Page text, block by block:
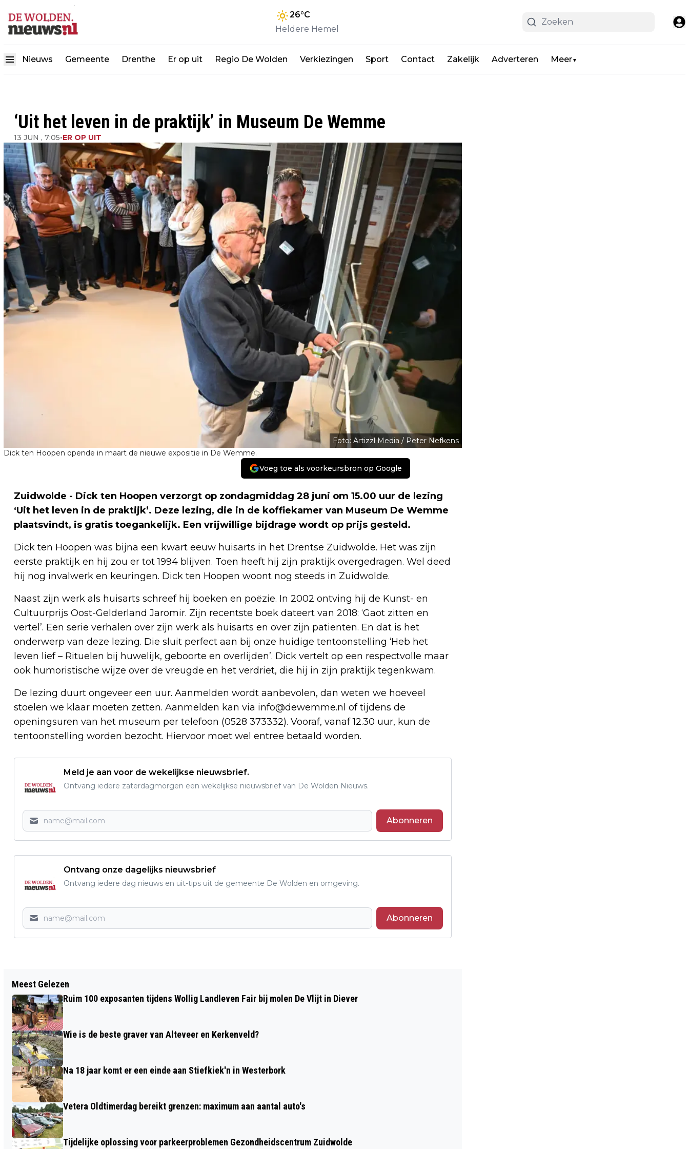
26°C
Heldere Hemel
Nieuws Gemeente Drenthe Er op uit Regio De Wolden Verkiezingen Sport Contact Zakelijk Adverteren Meer▼
‘Uit het leven in de praktijk’ in Museum De Wemme
13 JUN , 7:05•ER OP UIT
Foto: Artizzl Media / Peter Nefkens
Dick ten Hoopen opende in maart de nieuwe expositie in De Wemme.
Voeg toe als voorkeursbron op Google
Zuidwolde - Dick ten Hoopen verzorgt op zondagmiddag 28 juni om 15.00 uur de lezing
‘Uit het leven in de praktijk’. Deze lezing, die in de koffiekamer van Museum De Wemme
plaatsvindt, is gratis toegankelijk. Een vrijwillige bijdrage wordt op prijs gesteld.
Dick ten Hoopen was bijna een kwart eeuw huisarts in het Drentse Zuidwolde. Het was zijn
eerste praktijk en hij zou er tot 1994 blijven. Toen heeft hij zijn praktijk overgedragen. Wel deed
hij nog invalwerk en keuringen. Dick ten Hoopen woont nog steeds in Zuidwolde.
Naast zijn werk als huisarts schreef hij boeken en poëzie. In 2002 ontving hij de Kunst- en
Cultuurprijs Oost-Gelderland Jaromir. Zijn recentste boek dateert van 2018: ‘Gaot zitten en
vertel’. Een serie verhalen over zijn werk als huisarts en over zijn patiënten. En dat is het
onderwerp van deze lezing. Die sluit perfect aan bij onze huidige tentoonstelling ‘Heb het
leven lief – Rituelen bij huwelijk, geboorte en overlijden’. Dick vertelt op een respectvolle maar
ook humoristische wijze over de vreugde en het verdriet, die hij in zijn praktijk tegenkwam.
De lezing duurt ongeveer een uur. Aanmelden wordt aanbevolen, dan weten we hoeveel
stoelen we klaar moeten zetten. Aanmelden kan via info@dewemme.nl of tijdens de
openingsuren van het museum per telefoon (0528 373332). Vooraf, vanaf 12.30 uur, kun de
tentoonstelling worden bezocht. Hiervoor moet wel entree betaald worden.
Meld je aan voor de wekelijkse nieuwsbrief.
Ontvang iedere zaterdagmorgen een wekelijkse nieuwsbrief van De Wolden Nieuws.
Abonneren
Ontvang onze dagelijks nieuwsbrief
Ontvang iedere dag nieuws en uit-tips uit de gemeente De Wolden en omgeving.
Abonneren
KOEKANGER FEEST HAAKT MET ACTIES
EN PRIJZEN IN OP ORANJE
VOETBALGEKTE
53E ROMMELMARKT
Meest Gelezen
Ruim 100 exposanten tijdens Wollig Landleven Fair bij molen De Vlijt in Diever
Wie is de beste graver van Alteveer en Kerkenveld?
Na 18 jaar komt er een einde aan Stiefkiek'n in Westerbork
Vetera Oldtimerdag bereikt grenzen: maximum aan aantal auto's
Tijdelijke oplossing voor parkeerproblemen Gezondheidscentrum Zuidwolde